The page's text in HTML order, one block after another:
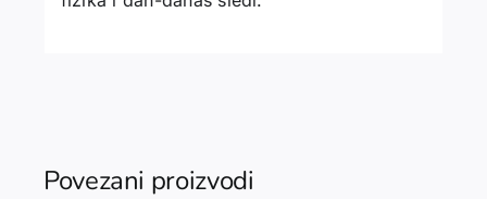
Povezani proizvodi